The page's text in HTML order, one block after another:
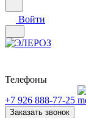
Войти
Телефоны
+7 926 888-77-25
Заказать звонок